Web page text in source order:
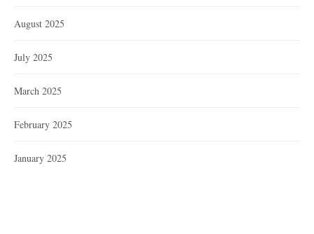
August 2025
July 2025
March 2025
February 2025
January 2025